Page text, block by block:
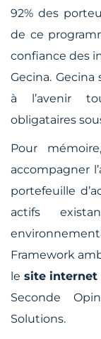
92% des
de ce
confiance des
Gecina.
à l’avenir
obligataires
Pour
accompagner
portefeuille
actifs
Framework
le site internet
Seconde
Solutions.